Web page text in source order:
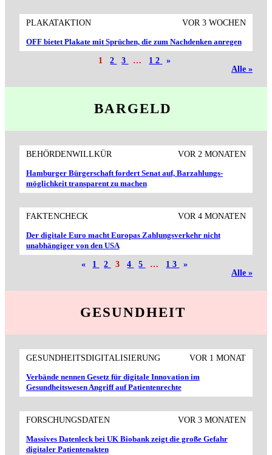
PLAKATAKTION VOR 3 WOCHEN
OFF bietet Plakate mit Sprüchen, die zum Nachdenken anregen
1 2 3 … 12
»
Alle »
BARGELD
BEHÖRDENWILLKÜR VOR 2 MONATEN
Hamburger Bürger­schaft fordert Senat auf, Barzahlungs­
möglichkeit trans­parent zu machen
FAKTENCHECK VOR 4 MONATEN
Der digitale Euro macht Europas Zahlungs­verkehr nicht
unabhängiger von den USA
« 1 2 3 4 5 … 13
»
Alle »
GESUNDHEIT
GESUNDHEITSDIGITALISIERUNG VOR 1 MONAT
Verbände nennen Gesetz für digitale Innovation im
Gesundheitswesen Angriff auf Patientenrechte
FORSCHUNGSDATEN VOR 3 MONATEN
Massives Datenleck bei UK Biobank zeigt die große Gefahr
digitaler Patientenakten